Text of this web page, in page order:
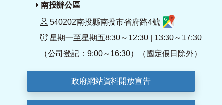
南投辦公區
540202南投縣南投市省府路4號
星期一至星期五8:30～12:30 | 13:30～17:30
（公司登記：9:00～16:30）（國定假日除外）
政府網站資料開放宣告